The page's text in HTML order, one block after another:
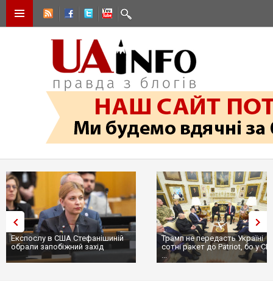
Експослу в США Стефанішиній
обрали запобіжний захід
Трамп не передасть Україні
сотні ракет до Patriot, бо у
...